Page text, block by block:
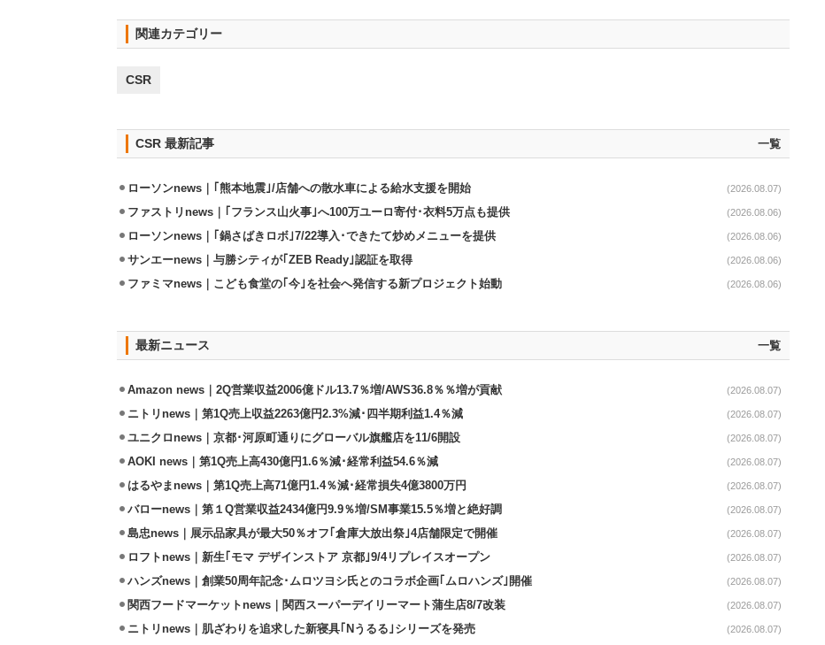
関連カテゴリー
CSR
CSR 最新記事 一覧
ローソンnews｜｢熊本地震｣/店舗への散水車による給水支援を開始 (2026.08.07)
ファストリnews｜｢フランス山火事｣へ100万ユーロ寄付･衣料5万点も提供 (2026.08.06)
ローソンnews｜｢鍋さばきロボ｣7/22導入･できたて炒めメニューを提供 (2026.08.06)
サンエーnews｜与勝シティが｢ZEB Ready｣認証を取得 (2026.08.06)
ファミマnews｜こども食堂の｢今｣を社会へ発信する新プロジェクト始動 (2026.08.06)
最新ニュース 一覧
Amazon news｜2Q営業収益2006億ドル13.7％増/AWS36.8％％増が貢献 (2026.08.07)
ニトリnews｜第1Q売上収益2263億円2.3%減･四半期利益1.4％減 (2026.08.07)
ユニクロnews｜京都･河原町通りにグローバル旗艦店を11/6開設 (2026.08.07)
AOKI news｜第1Q売上高430億円1.6％減･経常利益54.6％減 (2026.08.07)
はるやまnews｜第1Q売上高71億円1.4％減･経常損失4億3800万円 (2026.08.07)
バローnews｜第１Q営業収益2434億円9.9％増/SM事業15.5％増と絶好調 (2026.08.07)
島忠news｜展示品家具が最大50％オフ｢倉庫大放出祭｣4店舗限定で開催 (2026.08.07)
ロフトnews｜新生｢モマ デザインストア 京都｣9/4リプレイスオープン (2026.08.07)
ハンズnews｜創業50周年記念･ムロツヨシ氏とのコラボ企画｢ムロハンズ｣開催 (2026.08.07)
関西フードマーケットnews｜関西スーパーデイリーマート蒲生店8/7改装 (2026.08.07)
ニトリnews｜肌ざわりを追求した新寝具｢Nうるる｣シリーズを発売 (2026.08.07)